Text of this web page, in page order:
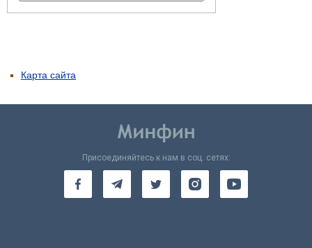
Карта сайта
Присоединяйтесь к нам в соц. сетях: